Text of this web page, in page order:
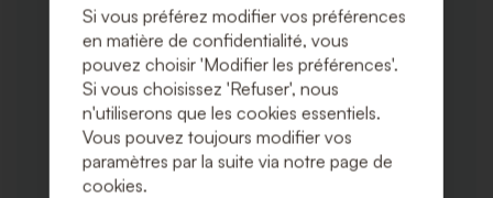
Si vous préférez modifier vos préférences
en matière de confidentialité, vous
pouvez choisir 'Modifier les préférences'.
Si vous choisissez 'Refuser', nous
n'utiliserons que les cookies essentiels.
Vous pouvez toujours modifier vos
paramètres par la suite via notre page de
cookies.